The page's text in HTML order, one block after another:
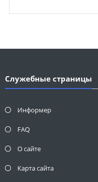
Служебные страницы
Информер
FAQ
О сайте
Карта сайта